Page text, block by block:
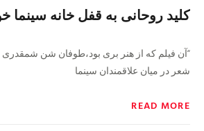
کلید روحانی به قفل خانه سینما
“آن فیلم که از هنر بری بود،طوفان شن شمقدری
شعر در میان علاقمندان سینما
READ MORE